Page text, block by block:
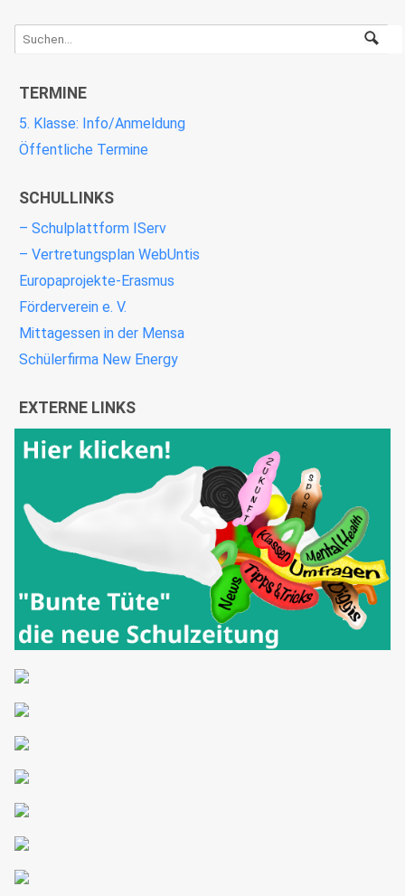
TERMINE
5. Klasse: Info/Anmeldung
Öffentliche Termine
SCHULLINKS
– Schulplattform IServ
– Vertretungsplan WebUntis
Europaprojekte-Erasmus
Förderverein e. V.
Mittagessen in der Mensa
Schülerfirma New Energy
EXTERNE LINKS